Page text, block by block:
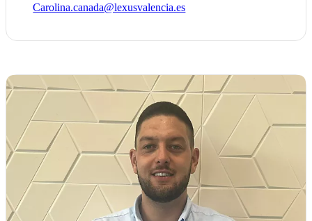
Carolina.canada@lexusvalencia.es